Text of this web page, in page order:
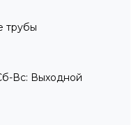
трубы
Вс: Выходной